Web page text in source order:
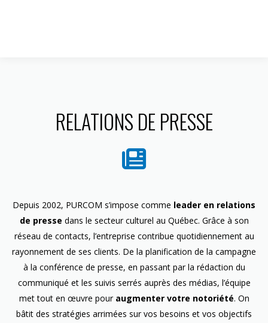
RELATIONS DE PRESSE
Depuis 2002, PURCOM s’impose comme leader en relations
de presse dans le secteur culturel au Québec. Grâce à son
réseau de contacts, l’entreprise contribue quotidiennement au
rayonnement de ses clients. De la planification de la campagne
à la conférence de presse, en passant par la rédaction du
communiqué et les suivis serrés auprès des médias, l’équipe
met tout en œuvre pour augmenter votre notoriété. On
bâtit des stratégies arrimées sur vos besoins et vos objectifs